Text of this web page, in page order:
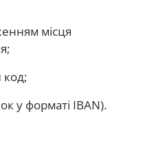
місця
код;
у форматі IBAN).